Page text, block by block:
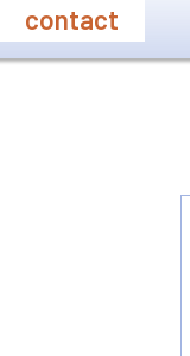
contact